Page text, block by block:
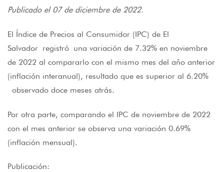
Publicado el 07 de diciembre de 2022.
El Índice de Precios al Consumidor (IPC) de El
Salvador registró una variación de 7.32% en noviembre
de 2022 al compararlo con el mismo mes del año anterior
(inflación interanual), resultado que es superior al 6.20%
observado doce meses atrás.
Por otra parte, comparando el IPC de noviembre de 2022
con el mes anterior se observa una variación 0.69%
(inflación mensual).
Publicación: